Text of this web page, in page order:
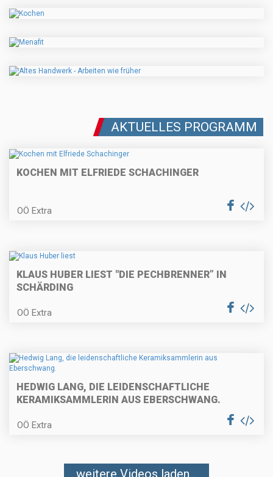
AKTUELLES PROGRAMM
KOCHEN MIT ELFRIEDE SCHACHINGER
OÖ Extra
KLAUS HUBER LIEST "DIE PECHBRENNER” IN
SCHÄRDING
OÖ Extra
HEDWIG LANG, DIE LEIDENSCHAFTLICHE
KERAMIKSAMMLERIN AUS EBERSCHWANG.
OÖ Extra
weitere Videos laden...